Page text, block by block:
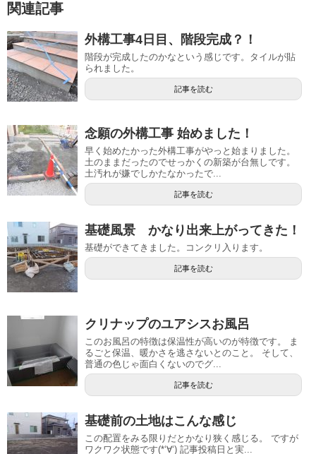
関連記事
外構工事4日目、階段完成？！
階段が完成したのかなという感じです。タイルが貼
られました。
記事を読む
念願の外構工事 始めました！
早く始めたかった外構工事がやっと始まりました。
土のままだったのでせっかくの新築が台無しです。
土汚れが嫌でしかたなかったで...
記事を読む
基礎風景 かなり出来上がってきた！
基礎ができてきました。コンクリ入ります。
記事を読む
クリナップのユアシスお風呂
このお風呂の特徴は保温性が高いのが特徴です。 ま
るごと保温、暖かさを逃さないとのこと。 そして、
普通の色じゃ面白くないのでグ...
記事を読む
基礎前の土地はこんな感じ
この配置をみる限りだとかなり狭く感じる。 ですが
ワクワク状態です(*‘∀‘) 記事投稿日と実...